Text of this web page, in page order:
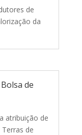
de
da
de
atribuição de
de